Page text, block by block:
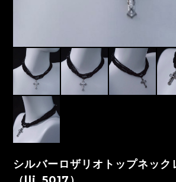
シルバーロザリオトップネック